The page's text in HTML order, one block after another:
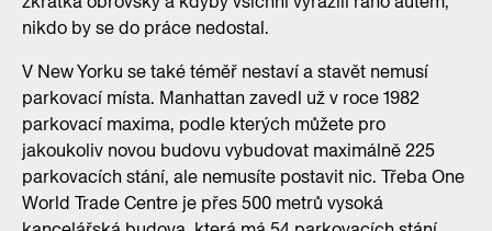
nikdo by se do práce nedostal.
V New Yorku se také téměř nestaví a stavět nemusí
parkovací místa. Manhattan zavedl už v roce 1982
parkovací maxima, podle kterých můžete pro
jakoukoliv novou budovu vybudovat maximálně 225
parkovacích stání, ale nemusíte postavit nic. Třeba One
World Trade Centre je přes 500 metrů vysoká